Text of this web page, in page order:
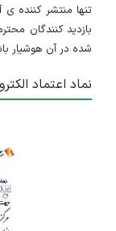
تنها منتشر کننده
بازدید کنندگان
شده در آن هوشیار
نماد اعتماد